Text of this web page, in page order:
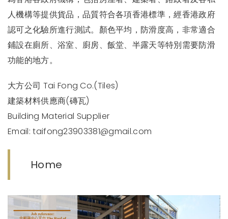
人機構等提供貨品，品質符合各項香港標準，經香港政府
認可之化驗所進行測試。顏色平均，防滑度高，非常適合
鋪設在廁所、浴室、廚房、飯堂、半露天等特別需要防滑
功能的地方。
大方公司 Tai Fong Co.(Tiles)
建築材料供應商(磚瓦)
Building Material Supplier
Email:taifong23903381@gmail.com
Home